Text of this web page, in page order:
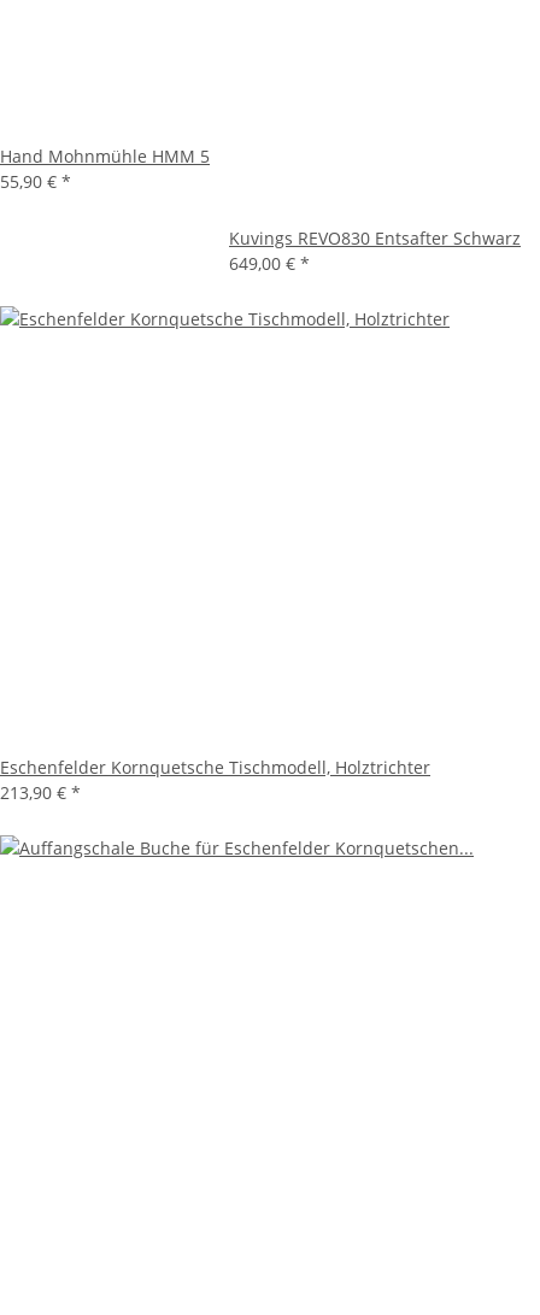
Hand Mohnmühle HMM 5
55,90 € *
Kuvings REVO830 Entsafter Schwarz
649,00 € *
Eschenfelder Kornquetsche Tischmodell, Holztrichter
213,90 € *